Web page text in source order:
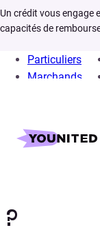
Un crédit vous engage
capacités de
Particuliers
Marchands
Home
Ou acheter auto
?